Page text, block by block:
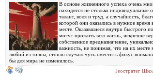
В основе жизненного успеха очень
находятся не столько индивидуальные
талант, воля и труд, а случайность,
которой они оказались в нужное
месте. Оказавшиеся внутри быстрого
могут прожить всю жизнь, искренне
собственное предназначение,
важность, не понимая, что на их месте
любой из толпы, стоило случаю чуть сместить фокус
бы для мира не изменилось.
Геостратег